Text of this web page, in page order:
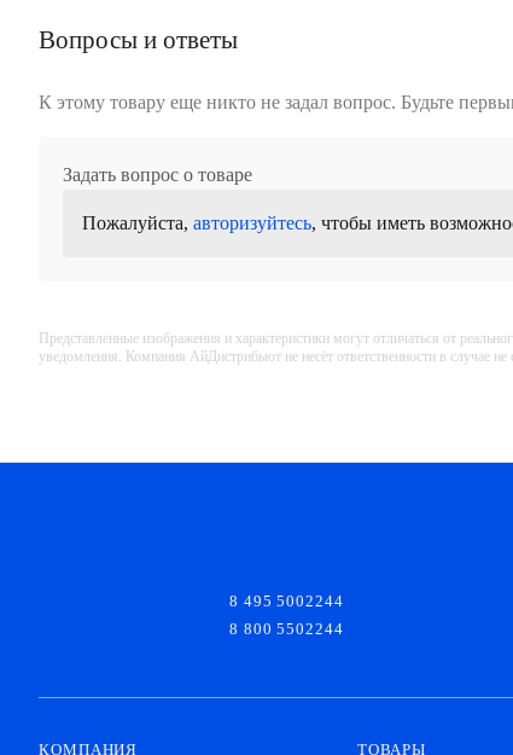
Вопросы и ответы
К этому товару еще никто не задал вопрос. Будьте
Задать вопрос о товаре
Пожалуйста, авторизуйтесь, чтобы иметь
Представленные изображения и характеристики могут отличаться от
уведомления. Компания АйДистрибьют не несёт ответственности в случае
8 495 5002244
8 800 5502244
КОМПАНИЯ ТОВАРЫ